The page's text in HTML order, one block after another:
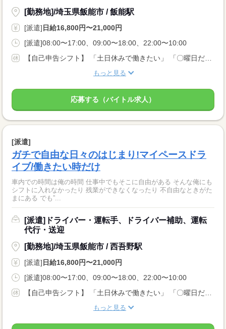
[勤務地]/埼玉県飯能市 / 飯能駅
[派遣] 日給16,800円〜21,000円
[派遣]08:00〜17:00、09:00〜18:00、22:00〜10:00
もっと見る
応募する（バイトル求人）
[派遣]
ガチで自由な日々のはじまり!マイペースドラ
イブ/働きたい時だけ
車内での時間は俺の時間 仕事中でもそこに自由がある そんな俺にも
シフトに入れなかったり 残業ができなくなったり 不自由なときがた
まにある でも”...
[派遣]ドライバー・運転手、ドライバー補助、運転
代行・送迎
[勤務地]/埼玉県飯能市 / 西吾野駅
[派遣] 日給16,800円〜21,000円
[派遣]08:00〜17:00、09:00〜18:00、22:00〜10:00
もっと見る